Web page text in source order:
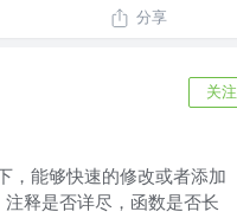
分享
关注
，能够快速的修改或者添加
释是否详尽，函数是否长